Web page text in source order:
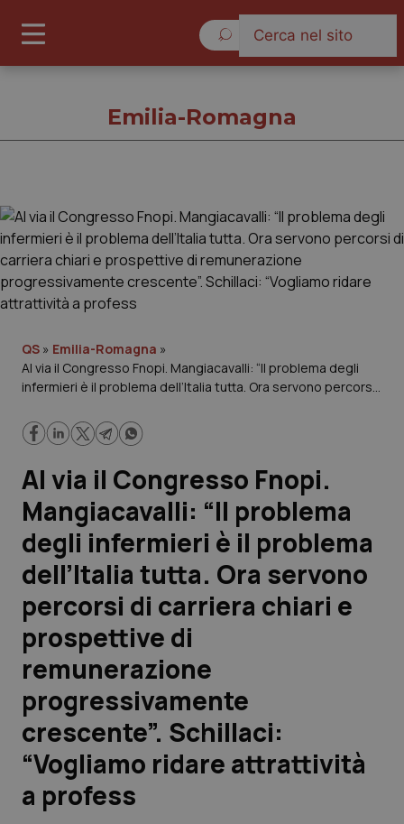
Cronache
Governo e Parlamento
Regioni e Asl
Lavoro e Professioni
Scienza e Farmaci
Studi e Analisi
Lettere al direttore
Edizioni Regionali
QS Pro
Professionisti Sanitari.AI
Abruzzo
Basilicata
QS Pro Gold
Artrite & artrosi
QS Club Newsletter
Emilia-Romagna
QS » Emilia-Romagna »
Al via il Congresso Fnopi. Mangiacavalli: “Il problema degli
infermieri è il problema dell’Italia tutta. Ora servono percorsi
progressivamente crescente”. Schillaci: “Vogliamo ridare
attrattività a profess
Al via il Congresso Fnopi.
Mangiacavalli: “Il problema
degli infermieri è il problema
dell’Italia tutta. Ora servono
percorsi di carriera chiari e
prospettive di
remunerazione
progressivamente
crescente”. Schillaci:
“Vogliamo ridare attrattività
a profess